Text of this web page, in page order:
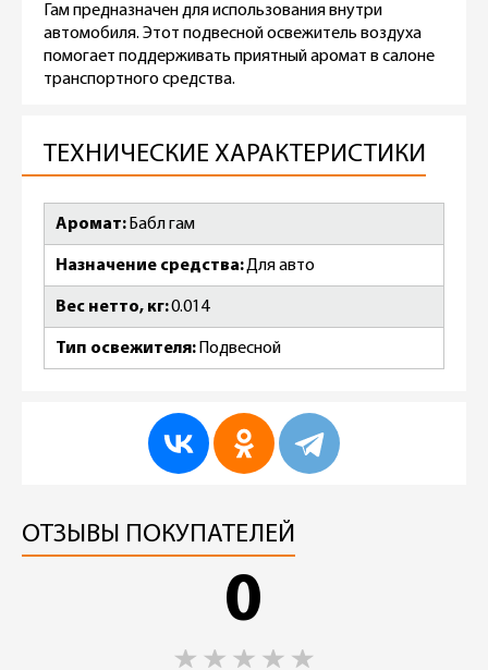
Гам предназначен для использования внутри
автомобиля. Этот подвесной освежитель воздуха
помогает поддерживать приятный аромат в салоне
транспортного средства.
ТЕХНИЧЕСКИЕ ХАРАКТЕРИСТИКИ
Аромат Бабл гам
Назначение средстваДля авто
Вес нетто, кг0.014
Тип освежителя Подвесной
ОТЗЫВЫ ПОКУПАТЕЛЕЙ
0